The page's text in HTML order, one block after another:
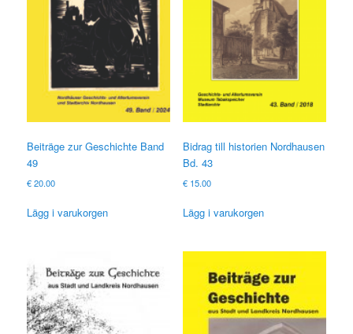
Beiträge zur Geschichte Band
49
€20.00
Lägg i varukorgen
Bidrag till historien Nordhausen
Bd. 43
€15.00
Lägg i varukorgen